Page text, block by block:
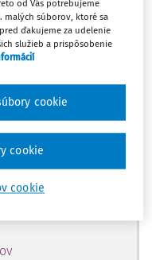
oblasti je
portálu.
odbornému
na 10 dní
prístup aj k
od Vás potrebujeme
malých súborov, ktoré sa
ďakujeme za udelenie
služieb a prispôsobenie
cookie
cookie
cookie